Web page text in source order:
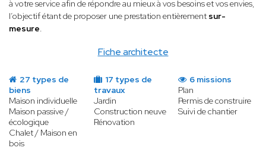
Fiche architecte
à votre service afin de répondre au mieux à vos besoins et vos envies,
l’objectif étant de proposer une prestation entièrement sur-
mesure.
27 types de
biens
Maison individuelle
Maison passive /
écologique
Chalet / Maison en
bois
17 types de
travaux
Jardin
Construction neuve
Rénovation
6 missions
Plan
Permis de construire
Suivi de chantier